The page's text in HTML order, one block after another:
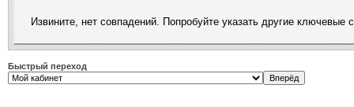
Извините, нет совпадений. Попробуйте указать другие ключевые
Быстрый переход